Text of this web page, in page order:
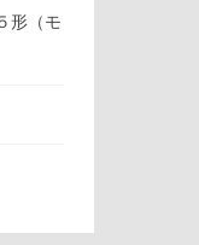
形（モ